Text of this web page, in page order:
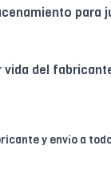
para
vida del
y envío a